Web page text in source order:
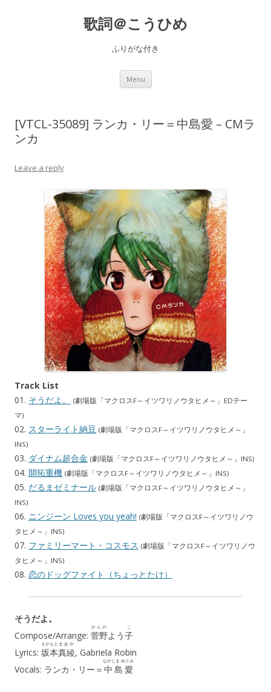
歌詞＠こうひめ
ふりがな付き
Menu Skip to content
[VTCL-35089] ランカ・リー＝中島愛 – CMラ
ンカ
Leave a reply
Track List
01. そうだよ。
(劇場版「マクロスF～イツワリノウタヒメ～」EDテー
マ)
02. スターライト納豆 (劇場版「マクロスF～イツワリノウタヒメ～」
INS)
03. ダイナム超合金 (劇場版「マクロスF～イツワリノウタヒメ～」INS)
04. 開拓重機 (劇場版「マクロスF～イツワリノウタヒメ～」INS)
05. だるまゼミナール (劇場版「マクロスF～イツワリノウタヒメ～」
INS)
06. ニンジーン Loves you yeah! (劇場版「マクロスF～イツワリノウ
タヒメ～」INS)
07. ファミリーマート・コスモス (劇場版「マクロスF～イツワリノウ
タヒメ～」INS)
08. 恋のドッグファイト（ちょっとたけ）
そうだよ。
Compose/Arrange: 菅野
かんの
よう子
こ
Lyrics: 坂本
さかもと
真綾
まあや
, Gabriela Robin
Vocals: ランカ・リー＝ 中島愛
なかじま めぐみ